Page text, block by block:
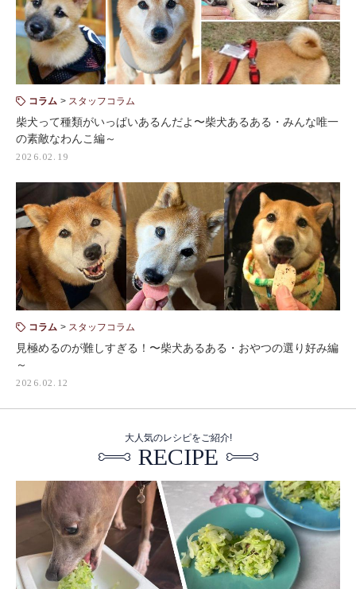
コラム スタッフコラム
柴犬って種類がいっぱいあるんだよ〜柴犬あるある・みんな唯一
の素敵なわんこ編～
2026.02.19
コラム スタッフコラム
見極めるのが難しすぎる！〜柴犬あるある・おやつの選り好み編
～
2026.02.12
大人気のレシピをご紹介!
RECIPE